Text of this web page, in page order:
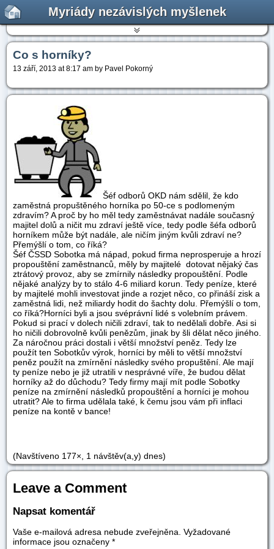
Myriády nezávislých myšlenek
Co s horníky?
13 září, 2013 at 8:17 am by Pavel Pokorný
Šéf odborů OKD nám sdělil, že kdo
zaměstná propuštěného horníka po 50-ce s podlomeným
zdravím? A proč by ho měl tedy zaměstnávat nadále současný
majitel dolů a ničit mu zdraví ještě více, tedy podle šéfa odborů
horníkem může být nadále, ale ničím jiným kvůli zdraví ne?
Přemýšlí o tom, co říká?
Šéf ČSSD Sobotka má nápad, pokud firma neprosperuje a hrozí
propouštění zaměstnanců, měly by majitelé dotovat nějaký čas
ztrátový provoz, aby se zmírnily následky propouštění. Podle
nějaké analýzy by to stálo 4-6 miliard korun. Tedy peníze, které
by majitelé mohli investovat jinde a rozjet něco, co přináší zisk a
zaměstná lidi, než miliardy hodit do šachty dolu. Přemýšlí o tom,
co říká?Horníci byli a jsou svéprávní lidé s volebním právem.
Pokud si prací v dolech ničili zdraví, tak to nedělali dobře. Asi si
ho ničili dobrovolně kvůli penězům, jinak by šli dělat něco jiného.
Za náročnou práci dostali i větší množství peněz. Tedy lze
použít ten Sobotkův výrok, horníci by měli to větší množství
peněz použít na zmírnění následky svého propuštění. Ale mají
ty peníze nebo je již utratili v nesprávné víře, že budou dělat
horníky až do důchodu? Tedy firmy mají mít podle Sobotky
peníze na zmírnění následků propouštění a horníci je mohou
utratit? Ale to firma udělala také, k čemu jsou vám při inflaci
peníze na kontě v bance!
(Navštíveno 177×, 1 návštěv(a,y) dnes)
Leave a Comment
Napsat komentář
Vaše e-mailová adresa nebude zveřejněna. Vyžadované
informace jsou označeny *